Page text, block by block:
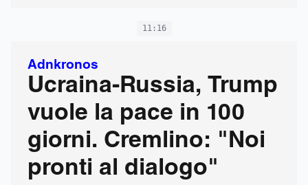
11:16
Adnkronos
Ucraina-Russia, Trump
vuole la pace in 100
giorni. Cremlino: "Noi
pronti al dialogo"